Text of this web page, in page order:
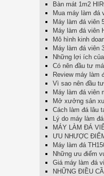
Bàn mát 1m2
Mua máy làm đá
Máy làm đá viên
Máy làm đá viên
Mô hình kinh
Máy làm đá viên
Những lợi ích
Có nên đầu tư
Review máy làm
Vì sao nên đầu
Máy làm đá viên
Mở xưởng sản
Cách làm đá lâu
Lý do máy làm
MÁY LÀM ĐÁ
ƯU NHƯỢC
Máy làm đá
Những ưu điểm
Giá máy làm đá
NHỮNG ĐIỀU